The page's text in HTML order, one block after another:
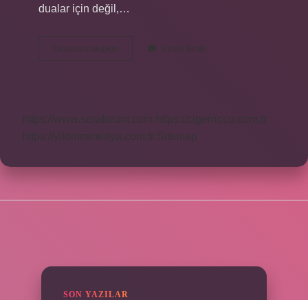
dualar için değil,…
Devamını okuyun
ne
Yorum Bırak
https://www.seraforum.com
https://cigerricco.com.tr
https://yildirimmedya.com.tr Sitemap
SON YAZILAR